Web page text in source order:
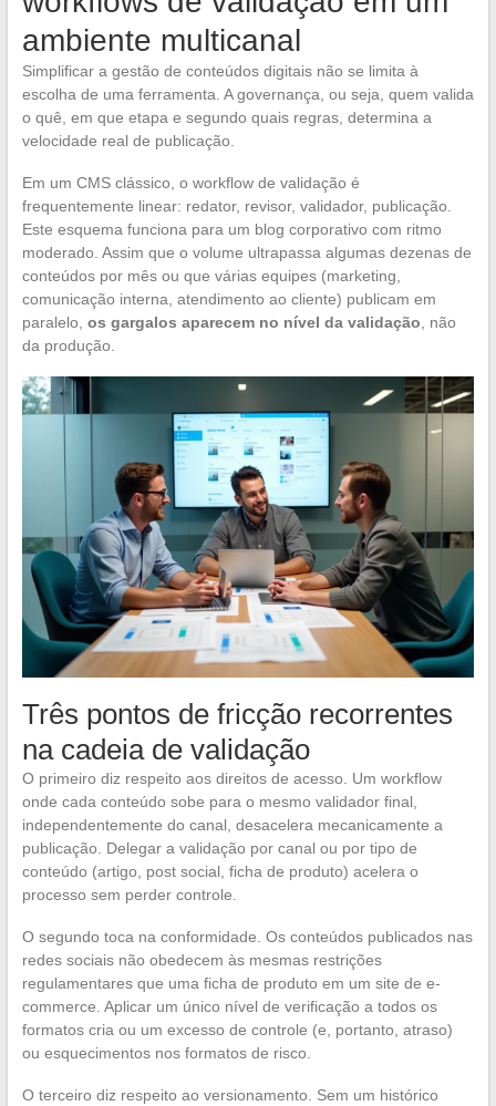
ambiente multicanal
Simplificar a gestão de conteúdos digitais não se limita à
escolha de uma ferramenta. A governança, ou seja, quem valida
o quê, em que etapa e segundo quais regras, determina a
velocidade real de publicação.
Em um CMS clássico, o workflow de validação é
frequentemente linear: redator, revisor, validador, publicação.
Este esquema funciona para um blog corporativo com ritmo
moderado. Assim que o volume ultrapassa algumas dezenas de
conteúdos por mês ou que várias equipes (marketing,
comunicação interna, atendimento ao cliente) publicam em
paralelo, os gargalos aparecem no nível da validação , não
da produção.
Três pontos de fricção recorrentes
na cadeia de validação
O primeiro diz respeito aos direitos de acesso. Um workflow
onde cada conteúdo sobe para o mesmo validador final,
independentemente do canal, desacelera mecanicamente a
publicação. Delegar a validação por canal ou por tipo de
conteúdo (artigo, post social, ficha de produto) acelera o
processo sem perder controle.
O segundo toca na conformidade. Os conteúdos publicados nas
redes sociais não obedecem às mesmas restrições
regulamentares que uma ficha de produto em um site de e-
commerce. Aplicar um único nível de verificação a todos os
formatos cria ou um excesso de controle (e, portanto, atraso)
ou esquecimentos nos formatos de risco.
O terceiro diz respeito ao versionamento. Sem um histórico